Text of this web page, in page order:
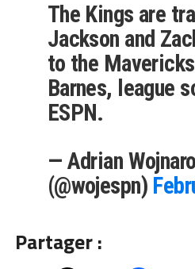
The Kings are
Jackson and
to the
Barnes, league
ESPN.
— Adrian
(@wojespn)
Partager :